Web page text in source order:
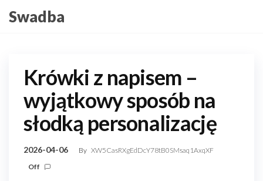
toSwadba
Krówki z napisem –
wyjątkowy sposób na
słodką personalizację
2026-04-06 By XW5CasRXgEdDcY78tB0SMsaq1AxqXF
Off